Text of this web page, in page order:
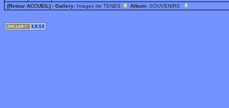
[Retour ACCUEIL] - Gallery: Images de TENES Album: SOUVENIRS